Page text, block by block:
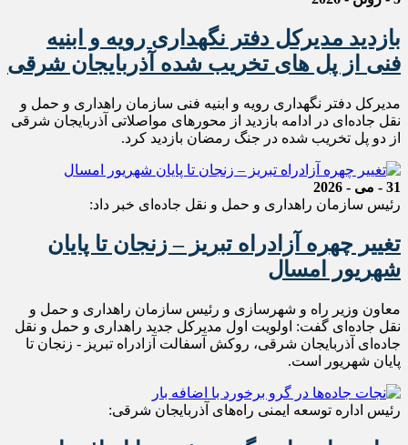
بازدید مدیرکل دفتر نگهداری رویه و ابنیه
فنی از پل های تخریب شده آذربایجان شرقی
مدیرکل دفتر نگهداری رویه و ابنیه فنی سازمان راهداری و حمل و
نقل جاده‌ای در ادامه بازدید از محورهای مواصلاتی آذربایجان شرقی
از دو‌ پل تخریب شده در جنگ رمضان بازدید کرد.
31 - می - 2026
رئیس سازمان راهداری و حمل و نقل جاده‌ای خبر داد:
تغییر چهره آزادراه تبریز – زنجان تا پایان
شهریور امسال
معاون وزیر راه و شهرسازی و رئیس سازمان راهداری و حمل و
نقل جاده‌ای گفت: اولویت اول مدیرکل جدید راهداری و حمل و نقل
جاده‌ای آذربایجان شرقی، روکش آسفالت آزادراه تبریز - زنجان تا
پایان شهریور است.
رئیس اداره توسعه ایمنی راه‌های آذربایجان شرقی: